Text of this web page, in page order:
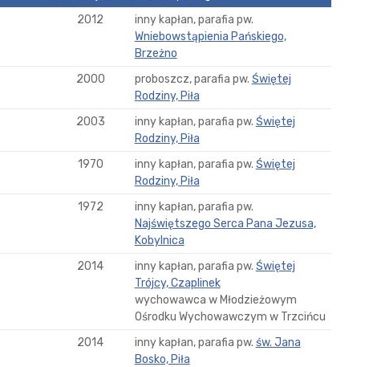
2012
inny kapłan, parafia pw.
Wniebowstąpienia Pańskiego,
Brzeżno
2000 proboszcz, parafia pw. Świętej
Rodziny, Piła
2003 inny kapłan, parafia pw. Świętej
Rodziny, Piła
1970 inny kapłan, parafia pw. Świętej
Rodziny, Piła
1972
inny kapłan, parafia pw.
Najświętszego Serca Pana Jezusa,
Kobylnica
2014 inny kapłan, parafia pw. Świętej
Trójcy, Czaplinek
wychowawca w Młodzieżowym
Ośrodku Wychowawczym w Trzcińcu
2014 inny kapłan, parafia pw. św. Jana
Bosko, Piła